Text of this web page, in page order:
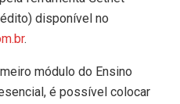
disponível no
.
módulo do Ensino
é possível colocar